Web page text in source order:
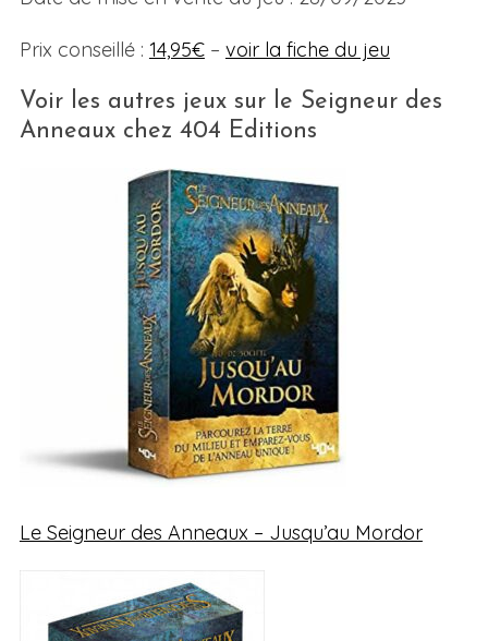
Prix conseillé : 14,95€– voir la fiche du jeu
Voir les autres jeux sur le Seigneur des
Anneaux chez 404 Editions
Le Seigneur des Anneaux – Jusqu’au Mordor